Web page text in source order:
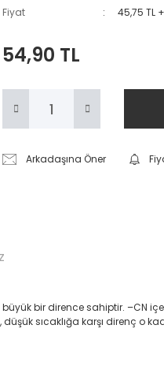
Fiyat
45,75 TL
54,90 TL
Arkadaşına Öner
bir dirence sahiptir. –CN
sıcaklığa karşı direnç o